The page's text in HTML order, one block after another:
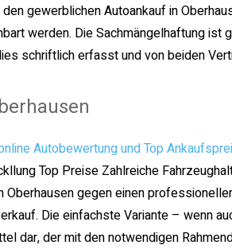
gewerblichen Autoankauf in
werden. Die Sachmängelhaftung ist
schriftlich erfasst und von beiden
Autobewertung und Top
Top Preise Zahlreiche
Oberhausen gegen einen
Die einfachste Variante – wenn
dar, der mit den notwendigen